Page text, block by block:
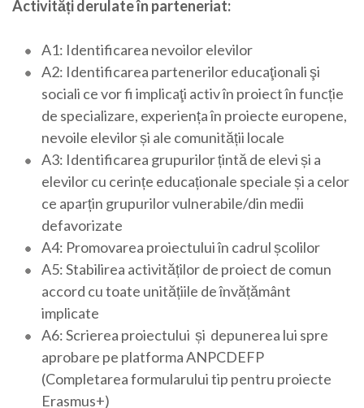
Activități derulate în parteneriat:
A1: Identificarea nevoilor elevilor
A2: Identificarea partenerilor educaţionali şi
sociali ce vor fi implicaţi activ în proiect în funcție
de specializare, experiența în proiecte europene,
nevoile elevilor și ale comunității locale
A3: Identificarea grupurilor țintă de elevi și a
elevilor cu cerințe educaționale speciale și a celor
ce aparțin grupurilor vulnerabile/din medii
defavorizate
A4: Promovarea proiectului în cadrul școlilor
A5: Stabilirea activităților de proiect de comun
accord cu toate unitățiile de învățământ
implicate
A6: Scrierea proiectului și depunerea lui spre
aprobare pe platforma ANPCDEFP
(Completarea formularului tip pentru proiecte
Erasmus+)